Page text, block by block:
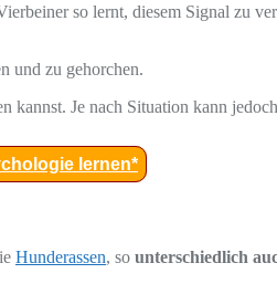
so lernt, diesem Signal zu
und zu gehorchen.
Je nach Situation kann
lernen*
Hunderassen, so unterschiedlich